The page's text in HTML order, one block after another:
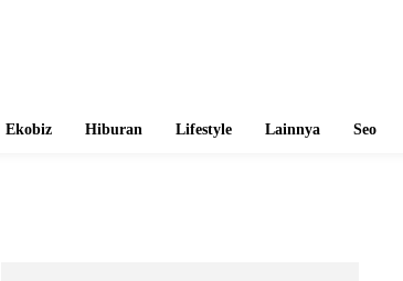
Ekobiz Hiburan Lifestyle Lainnya Seo